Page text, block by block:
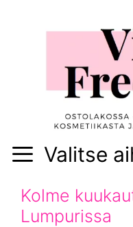
Valitse
Kolme
Lumpurissa